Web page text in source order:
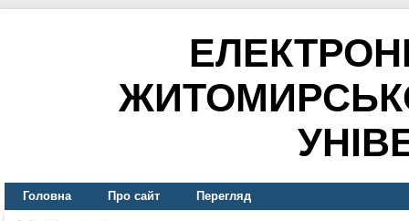
Головна Про сайт Перегляд